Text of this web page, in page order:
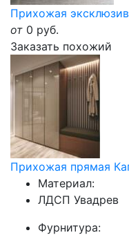
Прихожая
от 0 руб.
Заказать похожий
Прихожая прямая
Материал:
ЛДСП Увадрев
Фурнитура: